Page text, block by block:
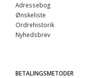
Adressebog
Ønskeliste
Ordrehistorik
Nyhedsbrev
BETALINGSMETODER